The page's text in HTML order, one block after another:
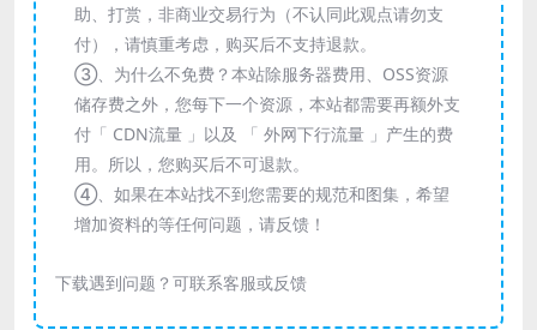
助、打赏，非商业交易行为（不认同此观点请勿支
付），请慎重考虑，购买后不支持退款。
③、为什么不免费？本站除服务器费用、OSS资源
储存费之外，您每下一个资源，本站都需要再额外支
付「 CDN流量 」以及 「 外网下行流量 」产生的费
用。所以，您购买后不可退款。
④、如果在本站找不到您需要的规范和图集，希望
增加资料的等任何问题，请反馈！
下载遇到问题？可联系客服或反馈